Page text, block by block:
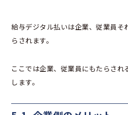
給与デジタル払いは企業、従業員そ
らされます。
ここでは企業、従業員にもたらされ
します。